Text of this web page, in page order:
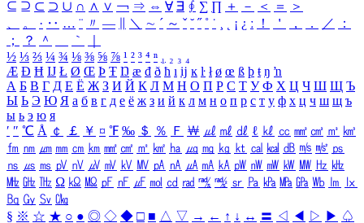
⊆ ⊇ ⊂ ⊃ ∪ ∩ ∧ ∨ ￢ ⇒ ⇔ ∀ ∃ ∮ ∑ ∏ ＋ － ＜ ＝
＞
、
。 · ‥ … ¨ 〃 ― ＼ ∼ ´ ～ ˇ ˘ ˝ ˚ ˙ ¸ ¡ ¿ ː ！ ＇ ， ． ／
：
；
？ ＾ ｀
½ ⅓ ⅔ ¼ ¾ ⅛ ⅜ ⅝ ⅞ ¹ ² ³ ⁴ ⁿ ₁ ₂ ₃ ₄
Æ Ð Ħ Ĳ Ł Ø Œ Þ Ŧ Ŋ æ đ ð ħ ı ĳ ĸ ŀ ł ø œ ß þ ŧ ŋ ŉ
А Б В Г Д Е Ё Ж З И Й К Л М Н О П Р С Т У Ф Х Ц Ч Ш Щ Ъ
Ы Ь Э Ю Я а б в г д е ё ж з и й к л м н о п р с т у ф х ц ч ш щ ъ
ы ь э ю я
′ ″ ℃ Å ￠ ￡ ￥ ¤ ℉ ‰ ＄ ％ Ｆ ￦ ㎕ ㎖ ㎗ ℓ ㎘ ㏄ ㎣ ㎤ ㎥ ㎦
㎙ ㎚ ㎛ ㎜ ㎝ ㎞ ㎟ ㎠ ㎡ ㎢ ㏊ ㎍ ㎎ ㎏ ㏏ ㎈ ㎉ ㏈ ㎧ ㎨ ㎰
㎱ ㎲ ㎳ ㎴ ㎵ ㎶ ㎷ ㎸ ㎹ ㎀ ㎁ ㎂ ㎃ ㎄ ㎺ ㎻ ㎽ ㎾ ㎿ ㎐ ㎑
㎒ ㎓ ㎔ Ω ㏀ ㏁ ㎊ ㎋ ㎌ ㏖ ㏅ ㎭ ㎮ ㎯ ㏛ ㎩ ㎪ ㎫ ㎬ ㏝ ㏐
㏓
㏃ ㏉ ㏜ ㏆
§ ※ ☆ ★ ○ ● ◎ ◇ ◆ □ ■ △ ▽ → ← ↑ ↓ ↔ 〓 ◁ ◀ ▷ ▶ ♤